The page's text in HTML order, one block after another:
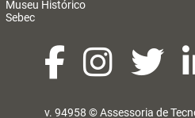
Museu Histórico
Sebec
v. 94958 ©Assessoria de